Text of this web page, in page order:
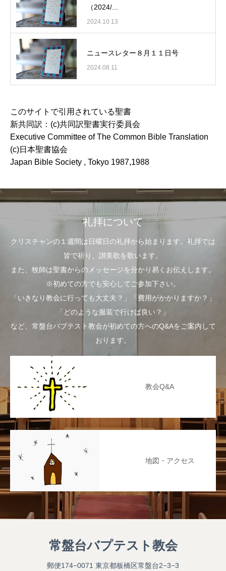
（2024/...
2024.10.13
ニュースレター８月１１日号
2024.08.11
このサイトで引用されている聖書
新共同訳：(c)共同訳聖書実行委員会
Executive Committee of The Common Bible Translation
(c)日本聖書協会
Japan Bible Society , Tokyo 1987,1988
礼拝について
クリスチャンの１週間は日曜日の礼拝から始まります。礼拝では
皆で祈り、讃美歌を歌います。
また、牧師は聖書からのメッセージを分かり易くお伝えします。
※初めての方でも安心してご参加下さい。
「いきなり教会に行っても大丈夫？」「費用がかかりますか？」
「どのような服装で行けば良い？」
など、常盤台バプテスト教会が初めての方へのQ&Aをご案内して
おります。
教会Q&A
地図・アクセス
常盤台バプテスト教会
郵便174−0071 東京都板橋区常盤台2−3−3